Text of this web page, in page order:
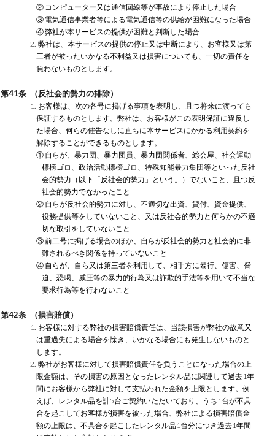
② コンピューター又は通信回線等が事故により停止した場合
③ 電気通信事業者等による電気通信等の供給が困難になった場合
④ 弊社が本サービスの提供が困難と判断した場合
2. 弊社は、本サービスの提供の停止又は中断により、お客様又は第
三者が被ったいかなる不利益又は損害についても、一切の責任を
負わないものとします。
第41条 （反社会的勢力の排除）
1. お客様は、次の各号に掲げる事項を表明し、且つ将来に渡っても
保証するものとします。弊社は、お客様がこの表明保証に違反し
た場合、何らの催告なしに直ちに本サービスにかかる利用契約を
解除することができるものとします。
① 自らが、暴力団、暴力団員、暴力団関係者、総会屋、社会運動
標榜ゴロ、政治活動標榜ゴロ、特殊知能暴力集団等といった反社
会的勢力（以下「反社会的勢力」という。）でないこと、且つ反
社会的勢力でなかったこと
② 自らが反社会的勢力に対し、不適切な出資、貸付、資金提供、
役務提供等をしていないこと、又は反社会的勢力と何らかの不適
切な取引をしていないこと
③ 前二号に掲げる場合のほか、自らが反社会的勢力と社会的に非
難されるべき関係を持っていないこと
④ 自らが、自ら又は第三者を利用して、相手方に暴行、傷害、脅
迫、恐喝、威圧等の暴力的行為又は詐欺的手法等を用いて不当な
要求行為等を行わないこと
第42条 （損害賠償）
1. お客様に対する弊社の損害賠償責任は、当該損害が弊社の故意又
は重過失による場合を除き、いかなる場合にも発生しないものと
します。
2. 弊社がお客様に対して損害賠償責任を負うことになった場合の上
限金額は、その損害の原因となったレンタル品に関連して過去1年
間にお客様から弊社に対して支払われた金額を上限とします。例
えば、レンタル品を計5台ご契約いただいており、うち1台が不具
合を起こしてお客様が損害を被った場合、弊社による損害賠償金
額の上限は、不具合を起こしたレンタル品1台分につき過去1年間